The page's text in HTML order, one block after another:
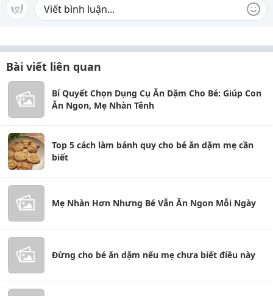
Bài viết liên quan
Bí Quyết Chọn Dụng Cụ Ăn Dặm Cho Bé: Giúp Con
Ăn Ngon, Mẹ Nhàn Tênh
Top 5 cách làm bánh quy cho bé ăn dặm mẹ cần
biết
Mẹ Nhàn Hơn Nhưng Bé Vẫn Ăn Ngon Mỗi Ngày
Đừng cho bé ăn dặm nếu mẹ chưa biết điều này